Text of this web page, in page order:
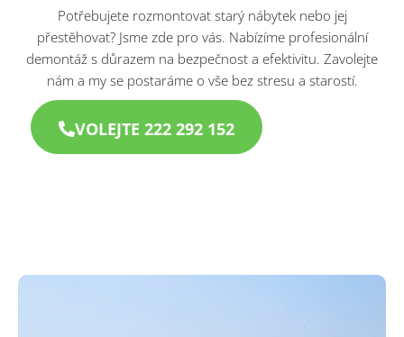
Potřebujete rozmontovat starý nábytek nebo jej
přestěhovat? Jsme zde pro vás. Nabízíme profesionální
demontáž s důrazem na bezpečnost a efektivitu. Zavolejte
nám a my se postaráme o vše bez stresu a starostí.​
VOLEJTE 222 292 152